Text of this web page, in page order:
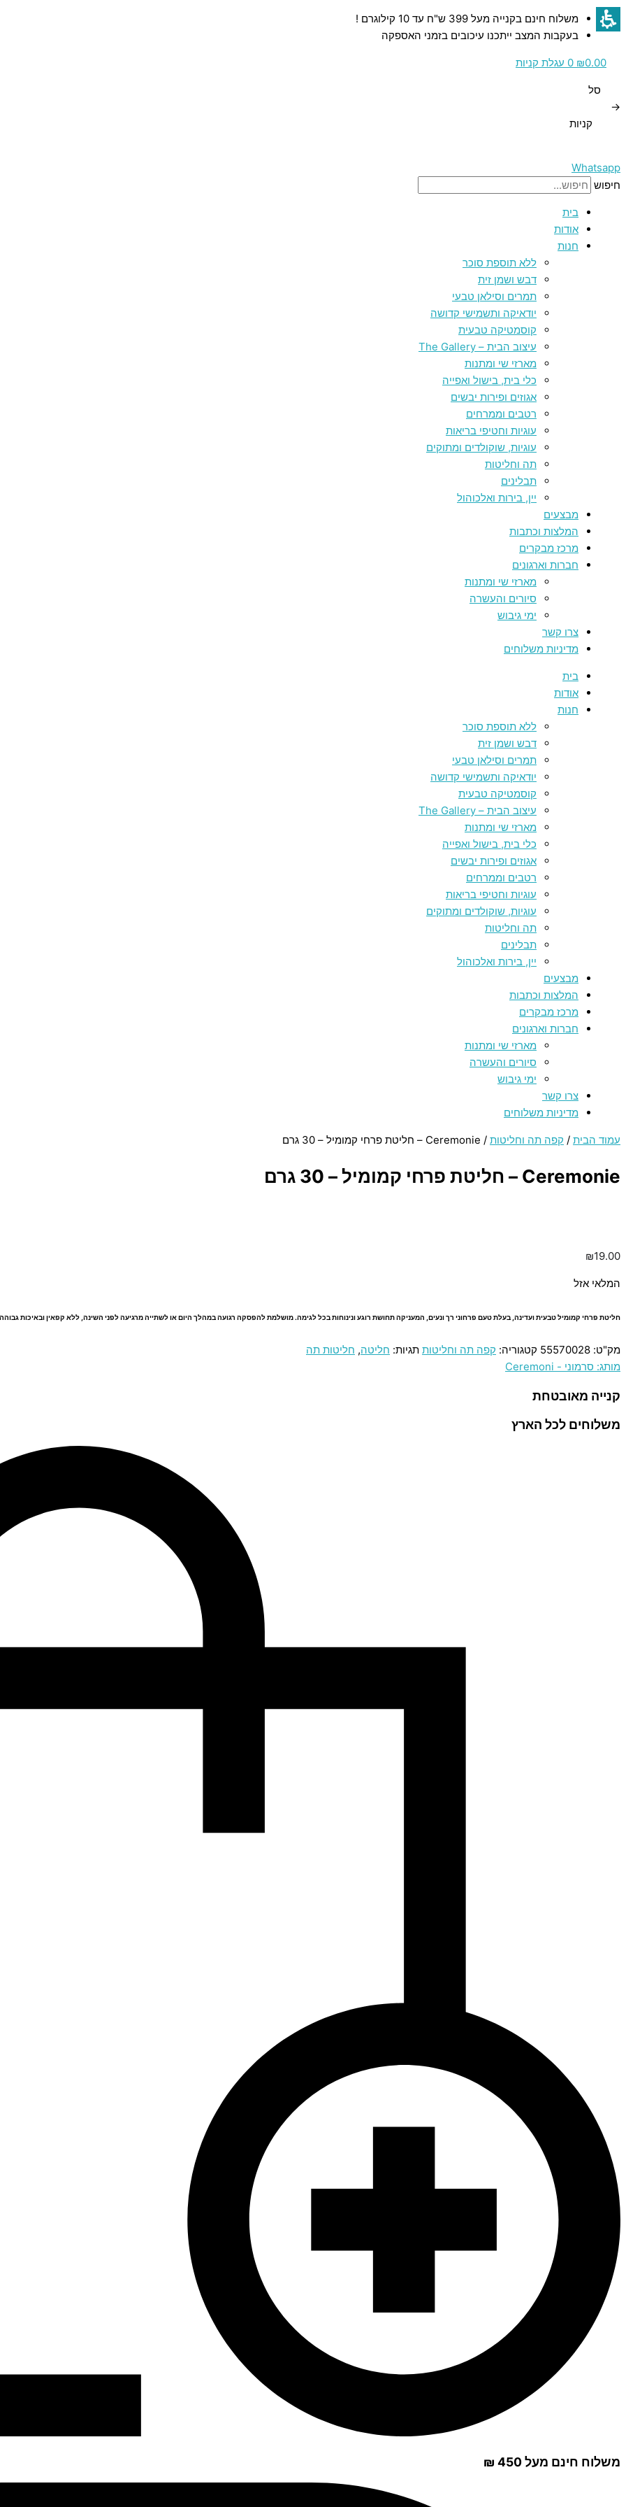
דילוג
לתוכן
משלוח חינם בקנייה מעל 399 ש"ח עד 10 קילוגרם !
בעקבות המצב ייתכנו עיכובים בזמני האספקה
₪0.00
0 עגלת קניות
סל
→
קניות
Whatsapp
חיפוש
בית
אודות
חנות
ללא תוספת סוכר
דבש ושמן זית
תמרים וסילאן טבעי
יודאיקה ותשמישי קדושה
קוסמטיקה טבעית
עיצוב הבית – The Gallery
מארזי שי ומתנות
כלי בית, בישול ואפייה
אגוזים ופירות יבשים
רטבים וממרחים
עוגיות וחטיפי בריאות
עוגיות, שוקולדים ומתוקים
תה וחליטות
תבלינים
יין, בירות ואלכוהול
מבצעים
המלצות וכתבות
מרכז מבקרים
חברות וארגונים
מארזי שי ומתנות
סיורים והעשרה
ימי גיבוש
צרו קשר
מדיניות משלוחים
בית
אודות
חנות
ללא תוספת סוכר
דבש ושמן זית
תמרים וסילאן טבעי
יודאיקה ותשמישי קדושה
קוסמטיקה טבעית
עיצוב הבית – The Gallery
מארזי שי ומתנות
כלי בית, בישול ואפייה
אגוזים ופירות יבשים
רטבים וממרחים
עוגיות וחטיפי בריאות
עוגיות, שוקולדים ומתוקים
תה וחליטות
תבלינים
יין, בירות ואלכוהול
מבצעים
המלצות וכתבות
מרכז מבקרים
חברות וארגונים
מארזי שי ומתנות
סיורים והעשרה
ימי גיבוש
צרו קשר
מדיניות משלוחים
עמוד הבית / קפה תה וחליטות / Ceremonie – חליטת פרחי קמומיל – 30 גרם
Ceremonie – חליטת פרחי קמומיל – 30 גרם
₪19.00
המלאי אזל
חליטת פרחי קמומיל טבעית ועדינה, בעלת טעם פרחוני רך ונעים, המעניקה תחושת רוגע ונינוחות בכל לגימה. מושלמת להפסקה רגועה במהלך היום או לשתייה מרגיעה לפני השינה, ללא קפאין ובאיכות
מק"ט: 55570028 קטגוריה: קפה תה וחליטות תגיות: חליטה, חליטות תה
מותג: סרמוני - Ceremoni
קנייה מאובטחת
משלוחים לכל הארץ
משלוח חינם מעל 450 ₪
של
Ceremonie
–
נענע
של
Ceremonie
–
סנצ'ה
של
Ceremonie
–
גנפאודר
גרם
של
Ceremonie
–
40